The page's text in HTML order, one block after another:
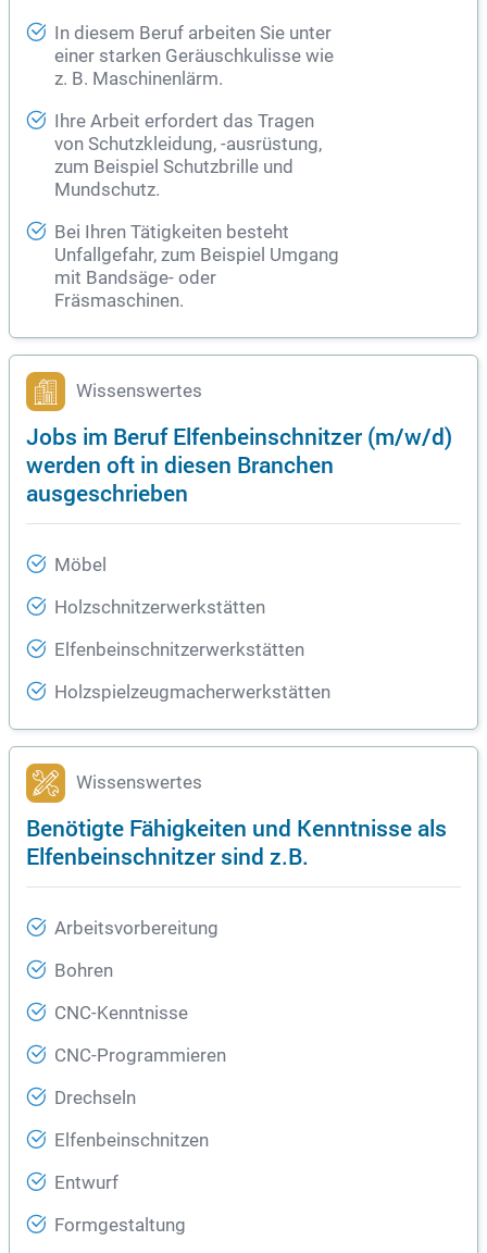
In diesem Beruf arbeiten Sie unter
einer starken Geräuschkulisse wie
z. B. Maschinenlärm.
Ihre Arbeit erfordert das Tragen
von Schutzkleidung, -ausrüstung,
zum Beispiel Schutzbrille und
Mundschutz.
Bei Ihren Tätigkeiten besteht
Unfallgefahr, zum Beispiel Umgang
mit Bandsäge- oder
Fräsmaschinen.
Wissenswertes
Jobs im Beruf Elfenbeinschnitzer (m/w/d)
werden oft in diesen Branchen
ausgeschrieben
Möbel
Holzschnitzerwerkstätten
Elfenbeinschnitzerwerkstätten
Holzspielzeugmacherwerkstätten
Wissenswertes
Benötigte Fähigkeiten und Kenntnisse als
Elfenbeinschnitzer sind z.B.
Arbeitsvorbereitung
Bohren
CNC-Kenntnisse
CNC-Programmieren
Drechseln
Elfenbeinschnitzen
Entwurf
Formgestaltung